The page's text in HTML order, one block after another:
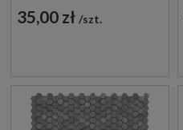
35,00 zł szt.